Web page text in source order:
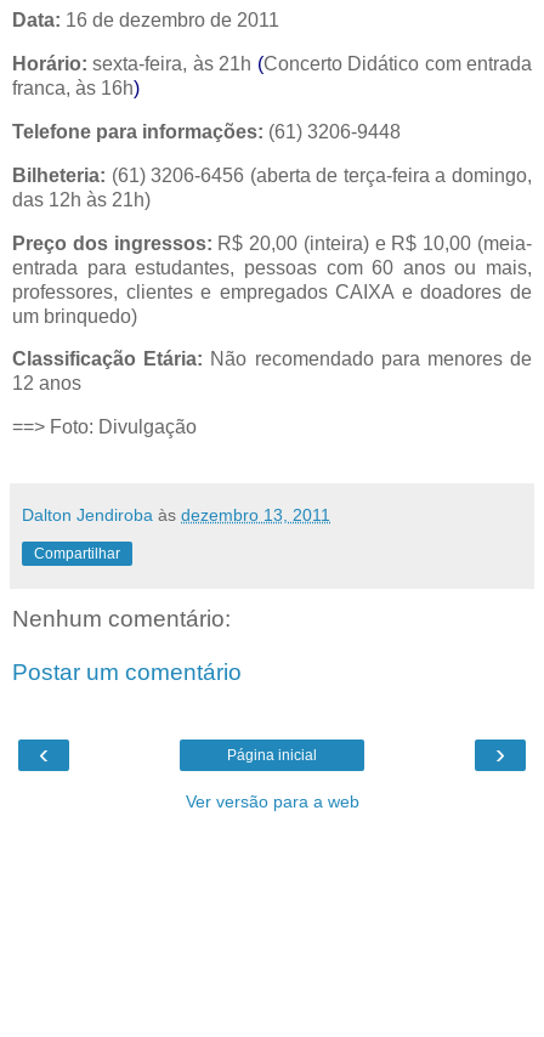
Data: 16 de dezembro de 2011
Horário:sexta-feira, às 21h (Concerto Didático com entrada
franca, às 16h)
Telefone para informações: (61) 3206-9448
Bilheteria: (61) 3206-6456 (aberta de terça-feira a domingo,
das 12h às 21h)
Preço dos ingressos: R$ 20,00 (inteira) e R$ 10,00 (meia-
entrada para estudantes, pessoas com 60 anos ou mais,
professores, clientes e empregados CAIXA e doadores de
um brinquedo)
Classificação Etária: Não recomendado para menores de
12 anos
==> Foto: Divulgação
Dalton Jendiroba às dezembro 13, 2011
Compartilhar
Nenhum comentário:
Postar um comentário
‹ ›
Página inicial
Ver versão para a web